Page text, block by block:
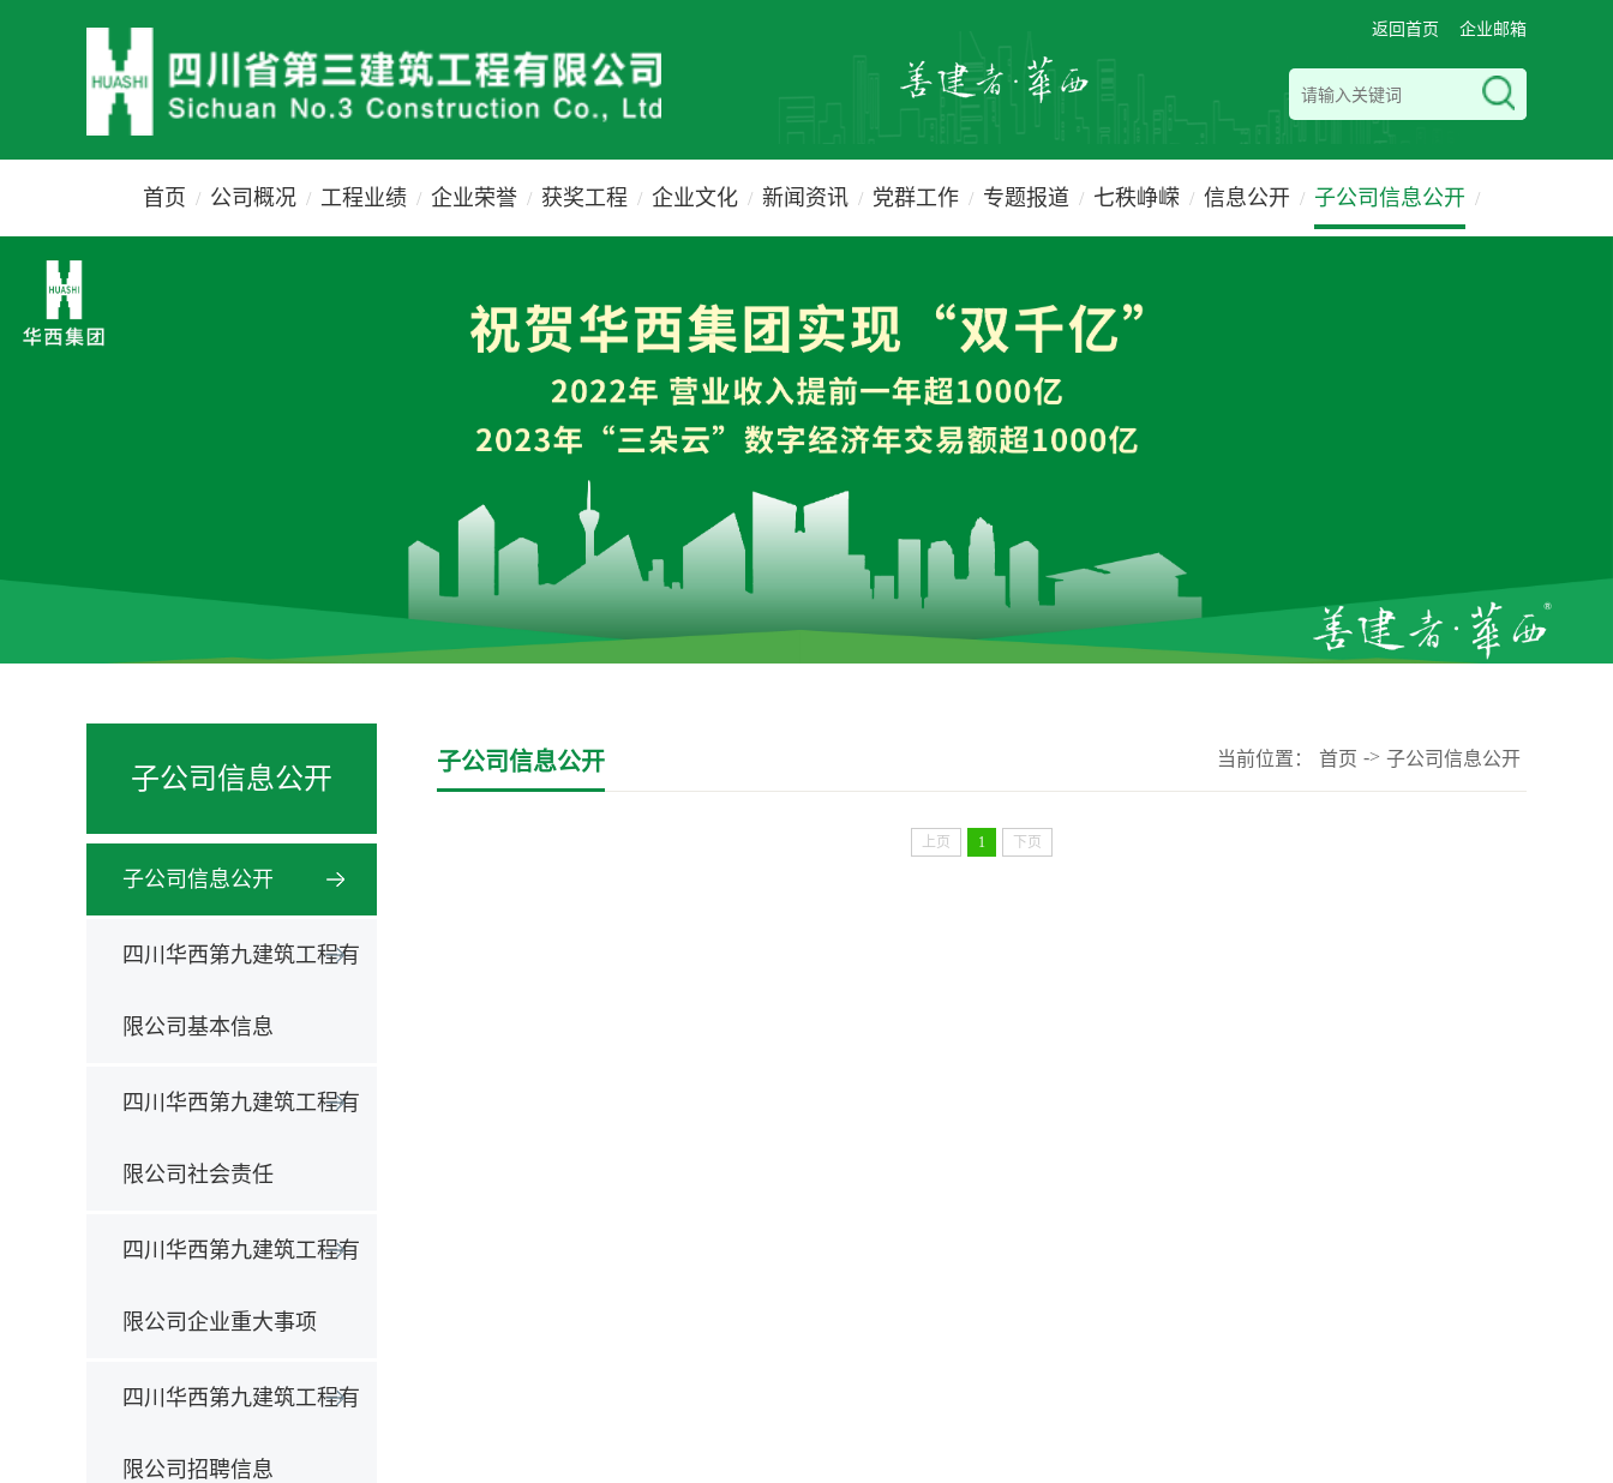
返回首页 企业邮箱
首页 / 公司概况 / 工程业绩 / 企业荣誉 / 获奖工程 / 企业文化 / 新闻资讯 / 党群工作 / 专题报道 / 七秩峥嵘 / 信息公开 / 子公司信息公开 /
子公司信息公开
子公司信息公开
四川华西第九建筑工程有
限公司基本信息
四川华西第九建筑工程有
限公司社会责任
四川华西第九建筑工程有
限公司企业重大事项
四川华西第九建筑工程有
限公司招聘信息
子公司信息公开 当前位置： 首页 -> 子公司信息公开
上页 1 下页